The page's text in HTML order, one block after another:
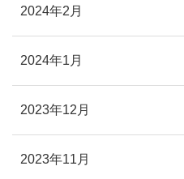
2024年2月
2024年1月
2023年12月
2023年11月